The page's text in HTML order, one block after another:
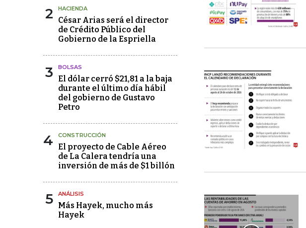
2 HACIENDA
César Arias será el director
de Crédito Público del
Gobierno de la Espriella
3 BOLSAS
El dólar cerró $21,81 a la baja
durante el último día hábil
del gobierno de Gustavo
Petro
4 CONSTRUCCIÓN
El proyecto de Cable Aéreo
de La Calera tendría una
inversión de más de $1 billón
5 ANÁLISIS
Más Hayek, mucho más
Hayek